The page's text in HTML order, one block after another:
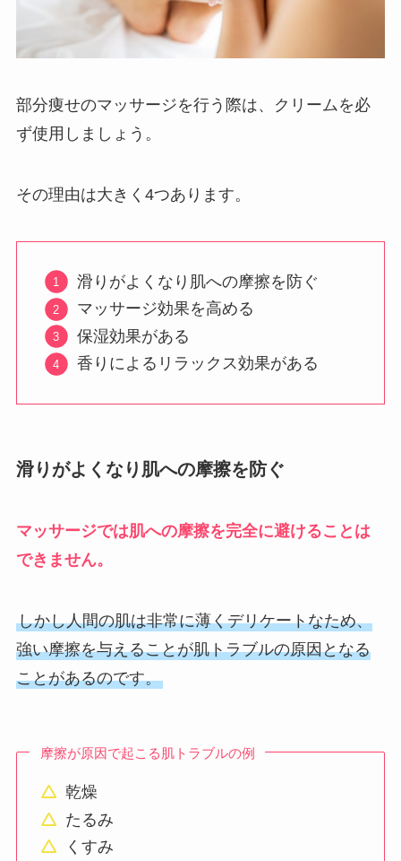
部分痩せのマッサージを行う際は、クリームを必
ず使用しましょう。
その理由は大きく4つあります。
滑りがよくなり肌への摩擦を防ぐ
マッサージ効果を高める
保湿効果がある
香りによるリラックス効果がある
滑りがよくなり肌への摩擦を防ぐ
マッサージでは肌への摩擦を完全に避けることは
できません。
しかし人間の肌は非常に薄くデリケートなため、
強い摩擦を与えることが肌トラブルの原因となる
ことがあるのです。
摩擦が原因で起こる肌トラブルの例
乾燥
たるみ
くすみ